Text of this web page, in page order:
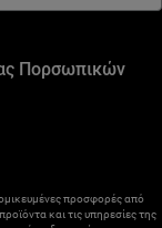
Πορσωπικών
προσφορές από
και τις υπηρεσίες της